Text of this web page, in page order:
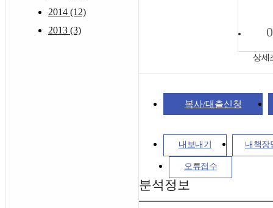
2014 (12)
2013 (3)
0
상세
복사/대출신청
내보내기 내책장
오류접수
분석정보